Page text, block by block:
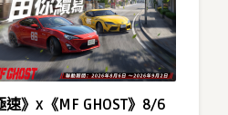
速》x《MF GHOST》8/6